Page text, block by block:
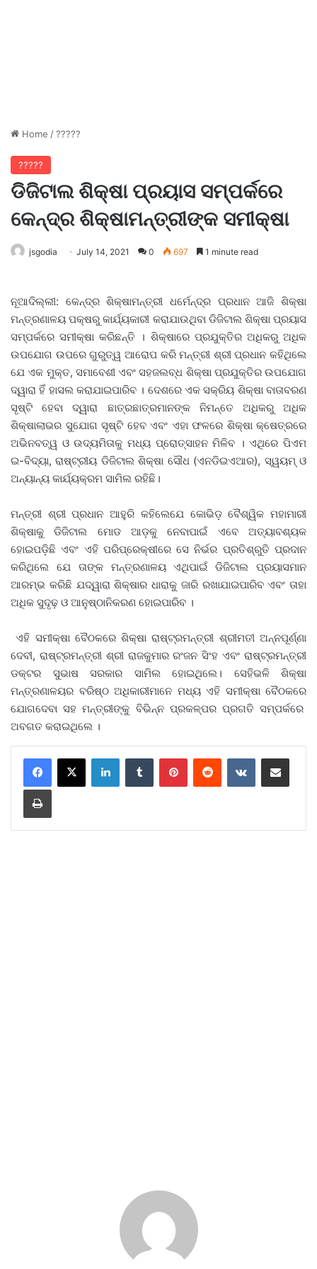
Home /?????
?????
ଡିଜିଟାଲ ଶିକ୍ଷା ପ୍ରୟାସ ସମ୍ପର୍କରେ
କେନ୍ଦ୍ର ଶିକ୍ଷାମନ୍ତ୍ରୀଙ୍କ ସମୀକ୍ଷା
jsgodia July 14, 2021 0 697 1 minute read
ନୂଆଦିଲ୍ଲୀ: କେନ୍ଦ୍ର ଶିକ୍ଷାମନ୍ତ୍ରୀ ଧର୍ମେନ୍ଦ୍ର ପ୍ରଧାନ ଆଜି ଶିକ୍ଷା
ମନ୍ତ୍ରଣାଳୟ ପକ୍ଷରୁ କାର୍ଯ୍ୟକାରୀ କରାଯାଉଥିବା ଡିଜିଟାଲ ଶିକ୍ଷା ପ୍ରୟାସ
ସମ୍ପର୍କରେ ସମୀକ୍ଷା କରିଛନ୍ତି । ଶିକ୍ଷାରେ ପ୍ରଯୁକ୍ତିର ଅଧିକରୁ ଅଧିକ
ଉପଯୋଗ ଉପରେ ଗୁରୁତ୍ୱ ଆରୋପ କରି ମନ୍ତ୍ରୀ ଶ୍ରୀ ପ୍ରଧାନ କହିଥିଲେ
ଯେ ଏକ ମୁକ୍ତ, ସମାବେଶୀ ଏବଂ ସହଜଲବ୍ଧ ଶିକ୍ଷା ପ୍ରଯୁକ୍ତିର ଉପଯୋଗ
ଦ୍ୱାରା ହିଁ ହାସଲ କରାଯାଇପାରିବ । ଦେଶରେ ଏକ ସକ୍ରିୟ ଶିକ୍ଷା ବାତାବରଣ
ସୃଷ୍ଟି ହେବା ଦ୍ୱାରା ଛାତ୍ରଛାତ୍ରମାନଙ୍କ ନିମନ୍ତେ ଅଧିକରୁ ଅଧିକ
ଶିକ୍ଷାଲାଭର ସୁଯୋଗ ସୃଷ୍ଟି ହେବ ଏବଂ ଏହା ଫଳରେ ଶିକ୍ଷା କ୍ଷେତ୍ରରେ
ଅଭିନବତ୍ୱ ଓ ଉଦ୍ୟମିତାକୁ ମଧ୍ୟ ପ୍ରୋତ୍ସାହନ ମିଳିବ । ଏଥିରେ ପିଏମ
ଇ-ବିଦ୍ୟା, ରାଷ୍ଟ୍ରୀୟ ଡିଜିଟାଲ ଶିକ୍ଷା ସୌଧ (ଏନଡିଇଏଆର), ସ୍ୱୟମ୍‍ ଓ
ଅନ୍ୟାନ୍ୟ କାର୍ଯ୍ୟକ୍ରମ ସାମିଲ ରହିଛି।
ମନ୍ତ୍ରୀ ଶ୍ରୀ ପ୍ରଧାନ ଆହୁରି କହିଲେଯେ କୋଭିଡ଼ ବୈଶ୍ୱିକ ମହାମାରୀ
ଶିକ୍ଷାକୁ ଡିଜିଟାଲ ମୋଡ ଆଡ଼କୁ ନେବାପାଇଁ ଏବେ ଅତ୍ୟାବଶ୍ୟକ
ହୋଇପଡ଼ିଛି ଏବଂ ଏହି ପରିପ୍ରେକ୍ଷୀରେ ସେ ନିର୍ଭର ପ୍ରତିଶ୍ରୁତି ପ୍ରଦାନ
କରିଥିଲେ ଯେ ତାଙ୍କ ମନ୍ତ୍ରଣାଳୟ ଏଥିପାଇଁ ଡିଜିଟାଲ ପ୍ରୟାସମାନ
ଆରମ୍ଭ କରିଛି ଯଦ୍ୱାରା ଶିକ୍ଷାର ଧାରାକୁ ଜାରି ରଖାଯାଇପାରିବ ଏବଂ ତାହା
ଅଧିକ ସୁଦୃଢ଼ ଓ ଆନୁଷ୍ଠାନିକରଣ ହୋଇପାରିବ ।
ଏହି ସମୀକ୍ଷା ବୈଠକରେ ଶିକ୍ଷା ରାଷ୍ଟ୍ରମନ୍ତ୍ରୀ ଶ୍ରୀମତୀ ଅନ୍ନପୂର୍ଣ୍ଣା
ଦେବୀ, ରାଷ୍ଟ୍ରମନ୍ତ୍ରୀ ଶ୍ରୀ ରାଜକୁମାର ରଂଜନ ସିଂହ ଏବଂ ରାଷ୍ଟ୍ରମନ୍ତ୍ରୀ
ଡକ୍ଟର ସୁଭାଷ ସରକାର ସାମିଲ ହୋଇଥିଲେ। ସେହିଭଳି ଶିକ୍ଷା
ମନ୍ତ୍ରଣାଳୟର ବରିଷ୍ଠ ଅଧିକାରୀମାନେ ମଧ୍ୟ ଏହି ସମୀକ୍ଷା ବୈଠକରେ
ଯୋଗଦେବା ସହ ମନ୍ତ୍ରୀଙ୍କୁ ବିଭିନ୍ନ ପ୍ରକଳ୍ପର ପ୍ରଗତି ସମ୍ପର୍କରେ
ଅବଗତ କରାଇଥିଲେ ।
LinkedInTumblr PinterestReddit VKontakteShare via Email
Print